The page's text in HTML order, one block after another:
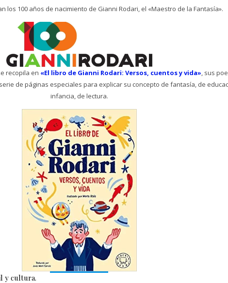
los 100 años de nacimiento de Gianni Rodari, el «Maestro de la Fantasía».
recopila en «El libro de Gianni Rodari: Versos, cuentos y vida», sus
de páginas especiales para explicar su concepto de fantasía, de
infancia, de lectura.
y cultura.